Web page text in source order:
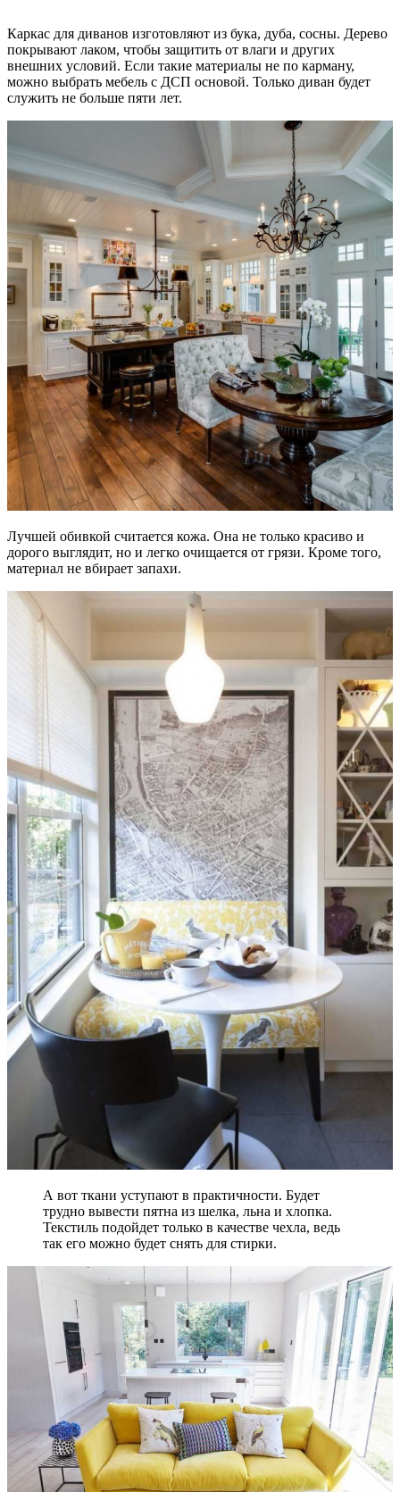
Каркас для диванов изготовляют из бука, дуба, сосны. Дерево
покрывают лаком, чтобы защитить от влаги и других
внешних условий. Если такие материалы не по карману,
можно выбрать мебель с ДСП основой. Только диван будет
служить не больше пяти лет.
Лучшей обивкой считается кожа. Она не только красиво и
дорого выглядит, но и легко очищается от грязи. Кроме того,
материал не вбирает запахи.
А вот ткани уступают в практичности. Будет
трудно вывести пятна из шелка, льна и хлопка.
Текстиль подойдет только в качестве чехла, ведь
так его можно будет снять для стирки.